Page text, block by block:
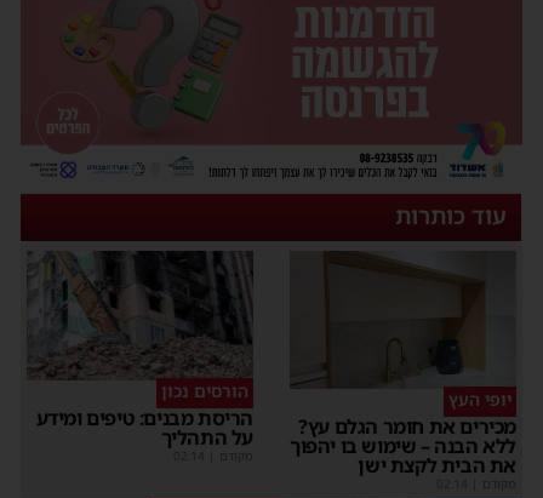
עוד כותרות
יופי העץ
מכירים את חומר הגלם עץ?
ללא הבנה – שימוש בו יהפוך
את הבית לקצת ישן
מקודם
הורסים נכון
הריסת מבנים: טיפים ומידע
על התהליך
מקודם